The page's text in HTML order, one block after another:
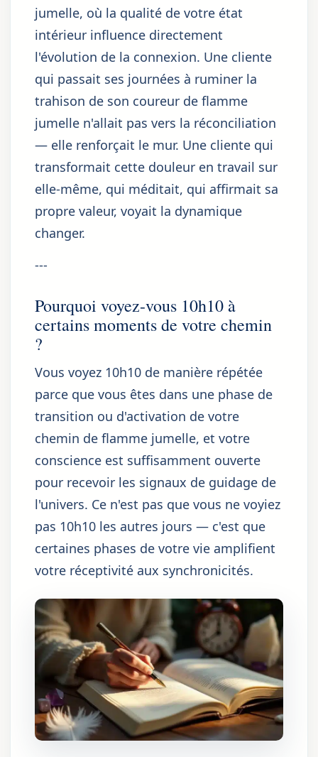
jumelle, où la qualité de votre état
intérieur influence directement
l'évolution de la connexion. Une cliente
qui passait ses journées à ruminer la
trahison de son coureur de flamme
jumelle n'allait pas vers la réconciliation
— elle renforçait le mur. Une cliente qui
transformait cette douleur en travail sur
elle-même, qui méditait, qui affirmait sa
propre valeur, voyait la dynamique
changer.
---
Pourquoi voyez-vous 10h10 à
certains moments de votre chemin
?
Vous voyez 10h10 de manière répétée
parce que vous êtes dans une phase de
transition ou d'activation de votre
chemin de flamme jumelle, et votre
conscience est suffisamment ouverte
pour recevoir les signaux de guidage de
l'univers. Ce n'est pas que vous ne voyiez
pas 10h10 les autres jours — c'est que
certaines phases de votre vie amplifient
votre réceptivité aux synchronicités.